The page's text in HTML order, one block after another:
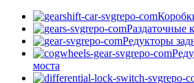
Раздаточные
Редукторы
моста